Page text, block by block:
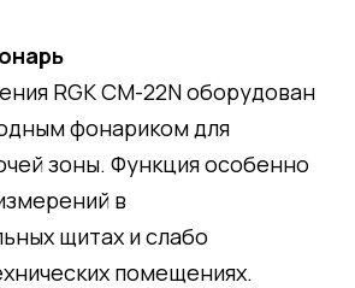
RGK CM-22N оборудован
фонариком для
зоны. Функция особенно
в
щитах и слабо
помещениях.